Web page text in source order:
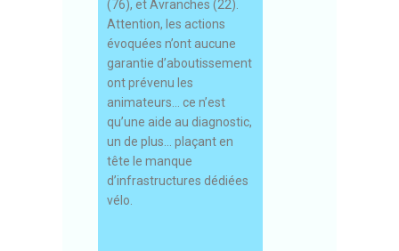
(76), et Avranches (22).
Attention, les actions
évoquées n’ont aucune
garantie d’aboutissement
ont prévenu les
animateurs… ce n’est
qu’une aide au diagnostic,
un de plus… plaçant en
tête le manque
d’infrastructures dédiées
vélo.